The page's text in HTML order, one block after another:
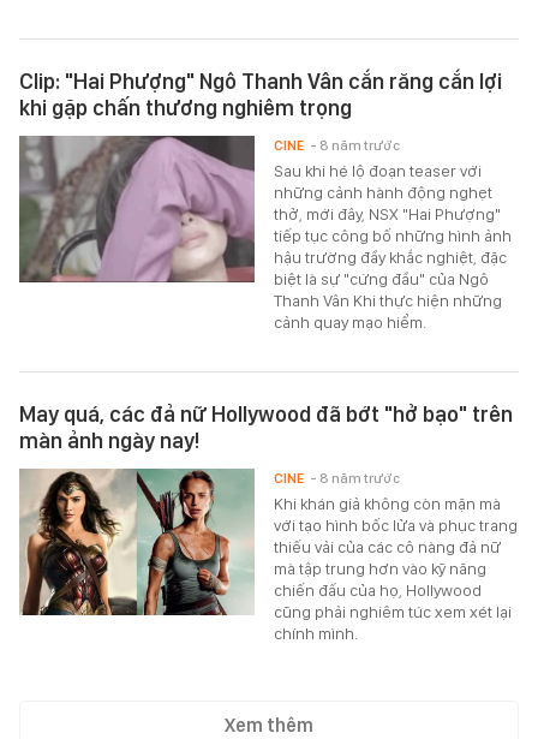
Clip: "Hai Phượng" Ngô Thanh Vân cắn răng cắn lợi
khi gặp chấn thương nghiêm trọng
Sau khi hé lộ đoạn teaser với
những cảnh hành động nghẹt
thở, mới đây, NSX "Hai Phượng"
tiếp tục công bố những hình ảnh
hậu trường đầy khắc nghiệt, đặc
biệt là sự "cứng đầu" của Ngô
Thanh Vân Khi thực hiện những
cảnh quay mạo hiểm.
CINE - 8 năm trước
May quá, các đả nữ Hollywood đã bớt "hở bạo" trên
màn ảnh ngày nay!
Khi khán giả không còn mặn mà
với tạo hình bốc lửa và phục trang
thiếu vải của các cô nàng đả nữ
mà tập trung hơn vào kỹ năng
chiến đấu của họ, Hollywood
cũng phải nghiêm túc xem xét lại
chính mình.
CINE - 8 năm trước
Xem thêm